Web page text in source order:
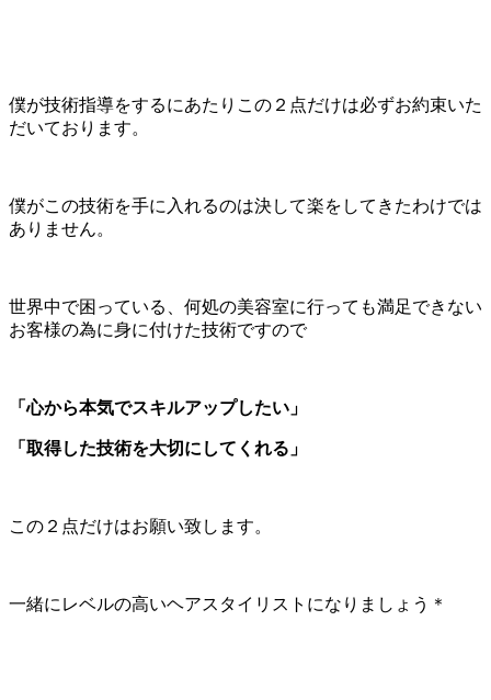
僕が技術指導をするにあたりこの２点だけは必ずお約束いた
だいております。
僕がこの技術を手に入れるのは決して楽をしてきたわけでは
ありません。
世界中で困っている、何処の美容室に行っても満足できない
お客様の為に身に付けた技術ですので
「心から本気でスキルアップしたい」
「取得した技術を大切にしてくれる」
この２点だけはお願い致します。
一緒にレベルの高いヘアスタイリストになりましょう＊